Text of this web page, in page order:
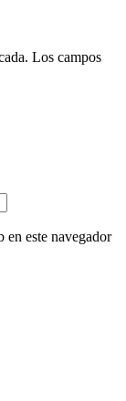
Los campos
este navegador